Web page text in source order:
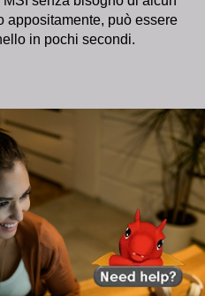
appositamente, può essere
in pochi secondi.